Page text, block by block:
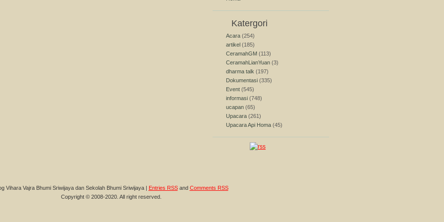
Katergori
Acara (254)
artikel (185)
CeramahGM (113)
CeramahLianYuan (3)
dharma talk (197)
Dokumentasi (335)
Event (545)
informasi (748)
ucapan (65)
Upacara (261)
Upacara Api Homa (45)
Vihara Vajra Bhumi Sriwijaya dan Sekolah Bhumi Sriwijaya | Entries RSSand Comments RSS
Copyright © 2008-2020. All right reserved.